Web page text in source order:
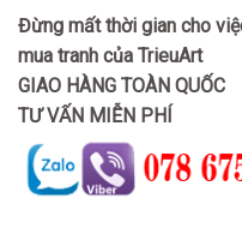
Đừng mất thời gian cho
mua tranh của TrieuArt
GIAO HÀNG TOÀN QUỐC
TƯ VẤN MIỄN PHÍ